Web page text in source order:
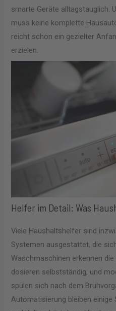
smarte Geräte alltagstauglich.
muss keine komplette
reicht schon ein gezielter
erzielen.
Helfer im Detail: Was
Viele Haushaltshelfer sind
Systemen ausgestattet, die
Waschmaschinen erkennen
dosieren selbstständig, und
spülen sich nach dem
Automatisierung bleiben